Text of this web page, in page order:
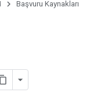
Başvuru Kaynakları